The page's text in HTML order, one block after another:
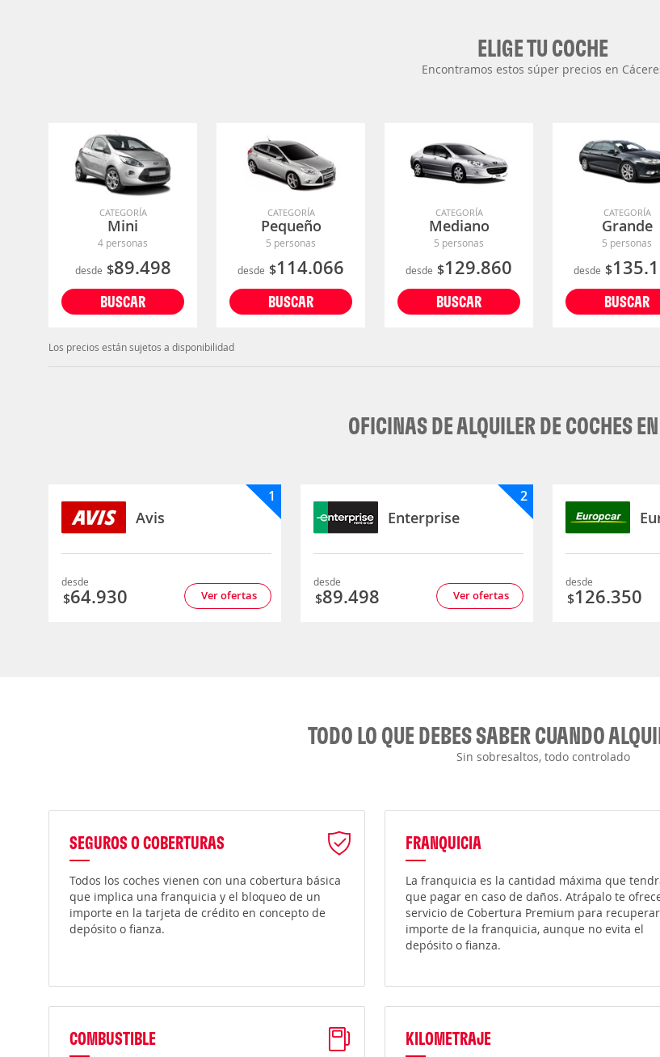
ELIGE TU COCHE
Encontramos estos súper precios en
CATEGORÍA
Mini
4 personas
desde $89.498
BUSCAR
CATEGORÍA
Pequeño
5 personas
desde $114.066
BUSCAR
CATEGORÍA
Mediano
5 personas
desde $129.860
BUSCAR
CATEGORÍA
Grande
5 personas
desde $
BUSCAR
Los precios están sujetos a disponibilidad
OFICINAS DE ALQUILER DE COCHES
Avis
1
desde
$64.930 Ver ofertas
Enterprise
2
desde
$89.498 Ver ofertas
desde
$126.350
TODO LO QUE DEBES SABER CUANDO
Sin sobresaltos, todo controlado
SEGUROS O COBERTURAS
Todos los coches vienen con una cobertura básica
que implica una franquicia y el bloqueo de un
importe en la tarjeta de crédito en concepto de
depósito o fianza.
FRANQUICIA
La franquicia es la cantidad máxima que
que pagar en caso de daños. Atrápalo te
servicio de Cobertura Premium para
importe de la franquicia, aunque no evita el
depósito o fianza.
COMBUSTIBLE KILOMETRAJE